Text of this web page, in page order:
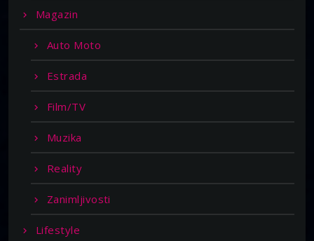
Magazin
Auto Moto
Estrada
Film/TV
Muzika
Reality
Zanimljivosti
Lifestyle